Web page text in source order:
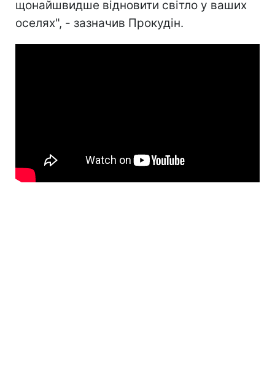
щонайшвидше відновити світло у ваших
оселях", - зазначив Прокудін.